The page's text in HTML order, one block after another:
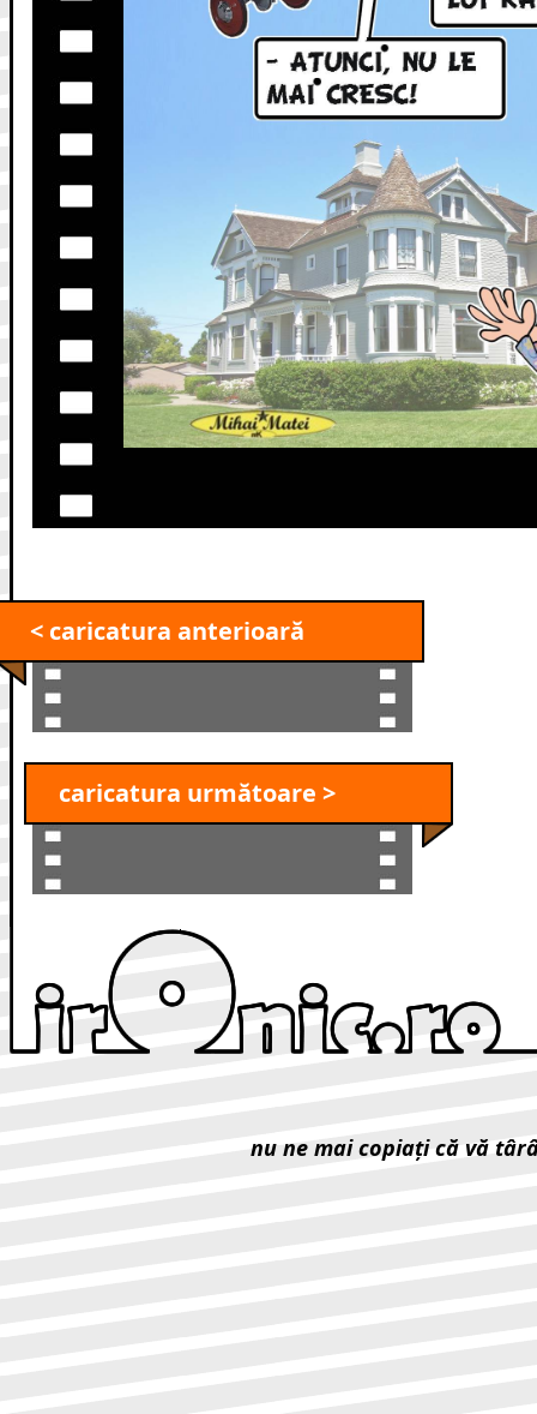
< caricatura anterioară
caricatura următoare >
nu ne mai copiaţi că vă